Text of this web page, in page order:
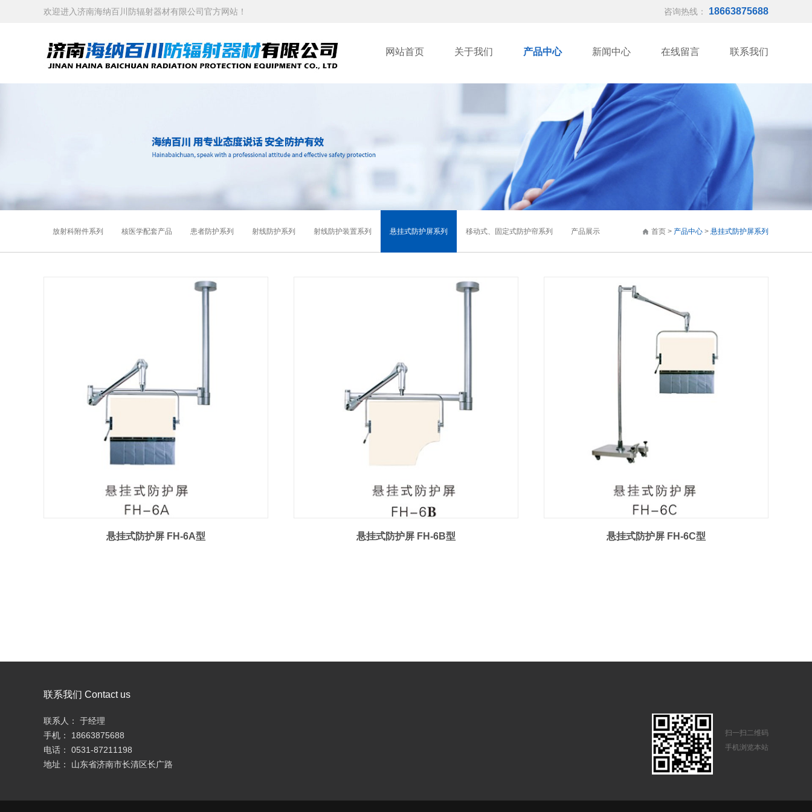
欢迎进入济南海纳百川防辐射器材有限公司官方网站！ 咨询热线： 18663875688
网站首页 关于我们 产品中心 新闻中心 在线留言 联系我们
首页 > 产品中心 > 悬挂式防护屏系列
放射科附件系列 核医学配套产品 患者防护系列 射线防护系列 射线防护装置系列 悬挂式防护屏系列 移动式、固定式防护帘系列 产品展示
悬挂式防护屏 FH-6A型 悬挂式防护屏 FH-6B型 悬挂式防护屏 FH-6C型
联系我们 Contact us
联系人： 于经理
手机： 18663875688
电话： 0531-87211198
地址： 山东省济南市长清区长广路
扫一扫二维码
手机浏览本站